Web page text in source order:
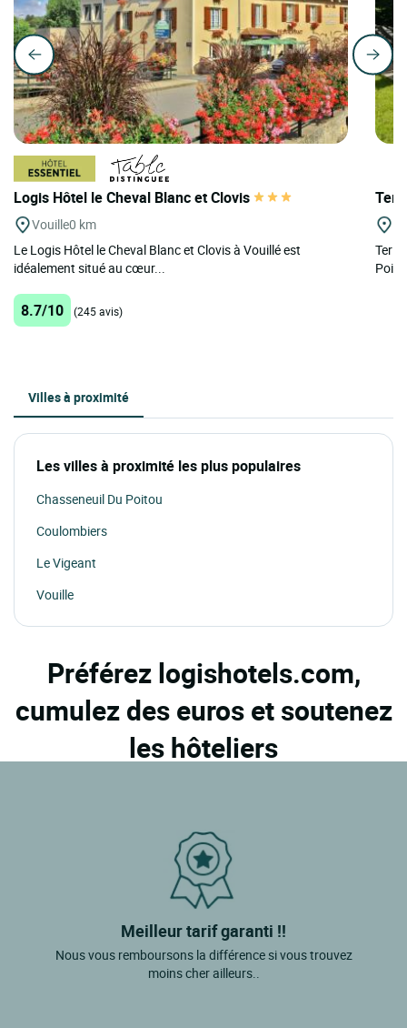
Logis Hôtel le Cheval Blanc et Clovis
Vouille0 km
Le Logis Hôtel le Cheval Blanc et Clovis à Vouillé est
idéalement situé au cœur...
8.7/10 (245 avis)
Villes à proximité
Les villes à proximité les plus populaires
Chasseneuil Du Poitou
Coulombiers
Le Vigeant
Vouille
Préférez logishotels.com,
cumulez des euros et soutenez
les hôteliers
Meilleur tarif garanti !!
Nous vous remboursons la différence si vous trouvez
moins cher ailleurs..